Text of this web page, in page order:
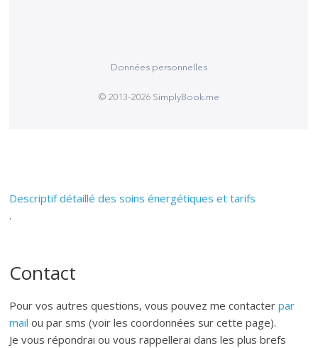
Descriptif détaillé des soins énergétiques et tarifs
.
Contact
Pour vos autres questions, vous pouvez me contacterpar
mail ou par sms (voir les coordonnées sur cette page).
Je vous répondrai ou vous rappellerai dans les plus brefs